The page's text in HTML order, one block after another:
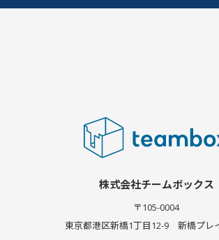
株式会社チームボックス
〒105-0004
東京都港区新橋1丁目12-9 新橋プレ